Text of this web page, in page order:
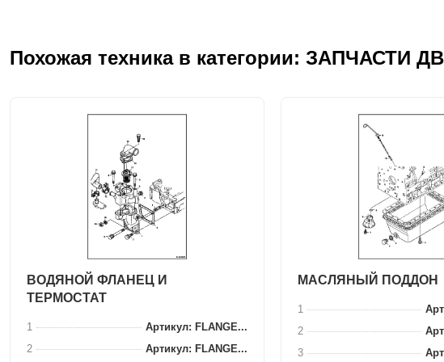
Похожая техника в категории: ЗАПЧАСТИ
ВОДЯНОЙ ФЛАНЕЦ И
ТЕРМОСТАТ
1
Артикул: FLANGE...
2
Артикул: FLANGE...
МАСЛЯНЫЙ ПОДДОН
1
2
3